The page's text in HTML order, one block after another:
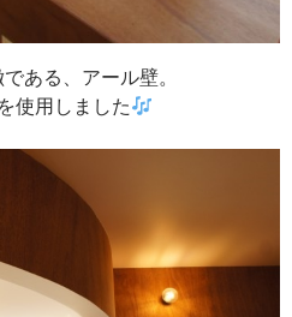
ある、アール壁。
使用しました